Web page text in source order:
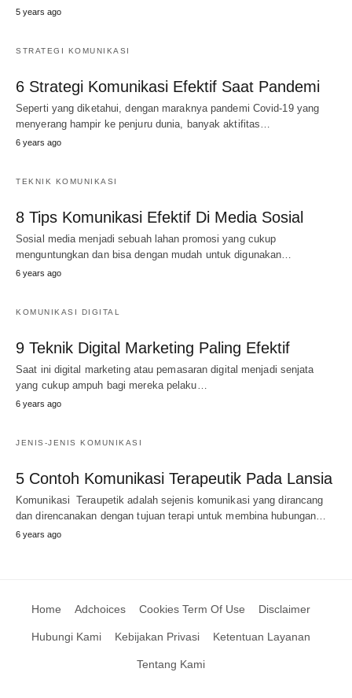
5 years ago
STRATEGI KOMUNIKASI
6 Strategi Komunikasi Efektif Saat Pandemi
Seperti yang diketahui, dengan maraknya pandemi Covid-19 yang
menyerang hampir ke penjuru dunia, banyak aktifitas…
6 years ago
TEKNIK KOMUNIKASI
8 Tips Komunikasi Efektif Di Media Sosial
Sosial media menjadi sebuah lahan promosi yang cukup
menguntungkan dan bisa dengan mudah untuk digunakan…
6 years ago
KOMUNIKASI DIGITAL
9 Teknik Digital Marketing Paling Efektif
Saat ini digital marketing atau pemasaran digital menjadi senjata
yang cukup ampuh bagi mereka pelaku…
6 years ago
JENIS-JENIS KOMUNIKASI
5 Contoh Komunikasi Terapeutik Pada Lansia
Komunikasi Teraupetik adalah sejenis komunikasi yang dirancang
dan direncanakan dengan tujuan terapi untuk membina hubungan…
6 years ago
Home Adchoices Cookies Term Of Use Disclaimer
Hubungi Kami Kebijakan Privasi Ketentuan Layanan
Tentang Kami